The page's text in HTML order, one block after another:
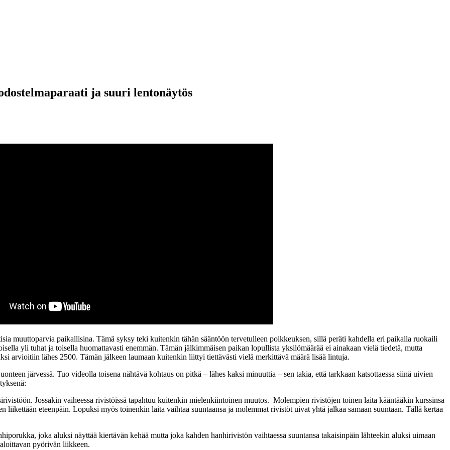
ja suuri lentonäytös
muuttoparvia paikallisina. Tämä syksy teki kuitenkin tähän sääntöön tervetulleen poikkeuksen, sillä peräti kahdella eri paikalla ruokaili
yli tuhat ja toisella huomattavasti enemmän. Tämän jälkimmäisen paikan lopullista yksilömäärää ei ainakaan vielä tiedetä, mutta
arvioitiin lähes 2500. Tämän jälkeen laumaan kuitenkin liittyi tiettävästi vielä merkittävä määrä lisää lintuja.
järvessä. Tuo videolla toisena nähtävä kohtaus on pitkä – lähes kaksi minuuttia – sen takia, että tarkkaan katsottaessa siinä uivien
Jossakin vaiheessa rivistöissä tapahtuu kuitenkin mielenkiintoinen muutos. Molempien rivistöjen toinen laita kääntääkin kurssinsa
liikettään eteenpäin. Lopuksi myös toinenkin laita vaihtaa suuntaansa ja molemmat rivistöt uivat yhtä jalkaa samaan suuntaan. Tällä kertaa
joka aluksi näyttää kiertävän kehää mutta joka kahden hanhirivistön vaihtaessa suuntansa takaisinpäin lähteekin aluksi uimaan
pyörivän liikkeen.